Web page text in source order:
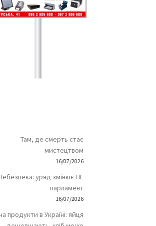
Там, де смерть стає
мистецтвом
16/07/2026
уряд змінює НЕ
парламент
16/07/2026
продукти в Україні: яйця